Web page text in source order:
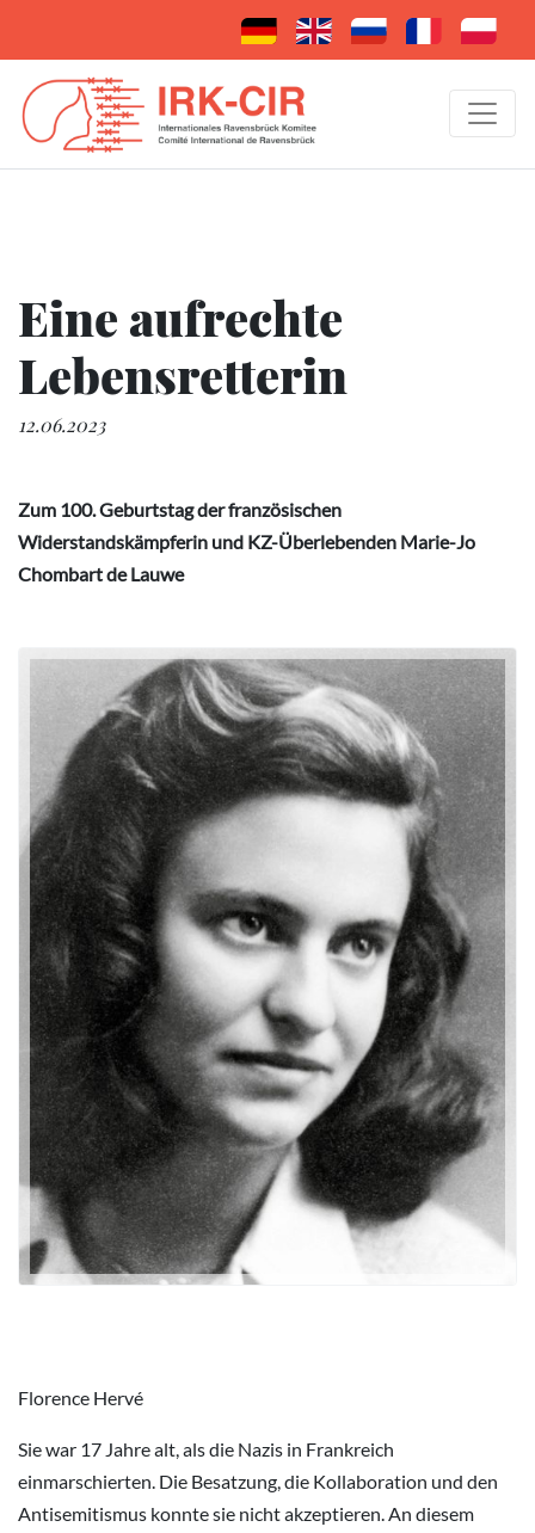
Eine aufrechte
Lebensretterin
12.06.2023
Zum 100. Geburtstag der französischen
Widerstandskämpferin und KZ-Überlebenden Marie-Jo
Chombart de Lauwe
Florence Hervé
Sie war 17 Jahre alt, als die Nazis in Frankreich
einmarschierten. Die Besatzung, die Kollaboration und den
Antisemitismus konnte sie nicht akzeptieren. An diesem